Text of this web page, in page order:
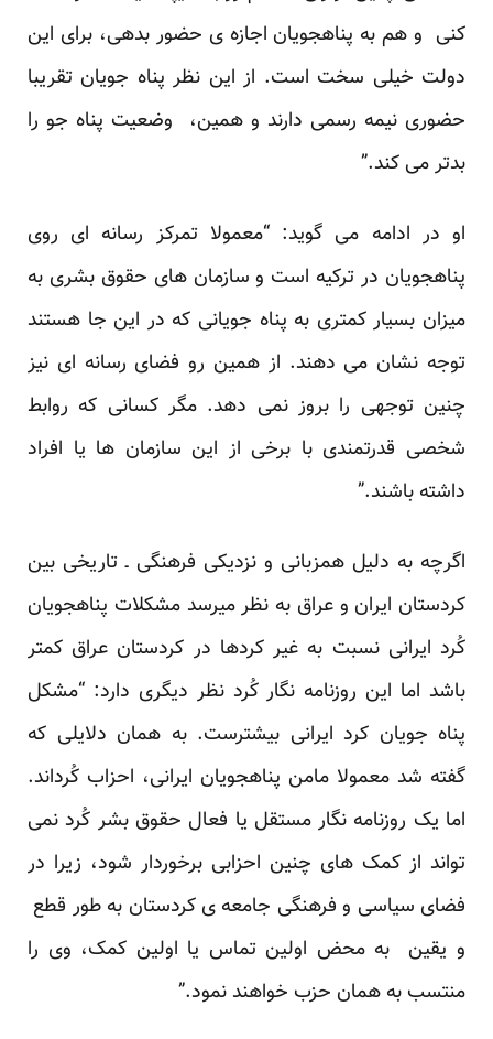
کنی و هم به پناهجویان اجازه ی حضور بدهی، برای این
دولت خیلی سخت است. از این نظر پناه جویان تقریبا
حضوری نیمه رسمی دارند و همین، وضعیت پناه جو را
بدتر می کند.”
او در ادامه می گوید: “معمولا تمرکز رسانه ای روی
پناهجویان در ترکیه است و سازمان های حقوق بشری به
میزان بسیار کمتری به پناه جویانی که در این جا هستند
توجه نشان می دهند. از همین رو فضای رسانه ای نیز
چنین توجهی را بروز نمی دهد. مگر کسانی که روابط
شخصی قدرتمندی با برخی از این سازمان ها یا افراد
داشته باشند.”
اگرچه به دلیل همزبانی و نزدیکی فرهنگی ـ تاریخی بین
کردستان ایران و عراق به نظر میرسد مشکلات پناهجویان
کُرد ایرانی نسبت به غیر کردها در کردستان عراق کمتر
باشد اما این روزنامه نگار کُرد نظر دیگری دارد: “مشکل
پناه جویان کرد ایرانی بیشترست. به همان دلایلی که
گفته شد معمولا مامن پناهجویان ایرانی، احزاب کُرداند.
اما یک روزنامه نگار مستقل یا فعال حقوق بشر کُرد نمی
تواند از کمک های چنین احزابی برخوردار شود، زیرا در
فضای سیاسی و فرهنگی جامعه ی کردستان به طور قطع
و یقین به محض اولین تماس یا اولین کمک، وی را
منتسب به همان حزب خواهند نمود.”